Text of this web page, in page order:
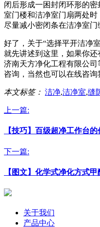
闭后形成一困封闭环形的
室门楼和洁净室门扇两处时
尽量减小密闭条在洁净室门
好了，关于“选择平开洁净
就先讲述到这里，如果你
济南天方净化工程有限公
咨询，当然也可以在线咨询
本文标签： 洁净,洁净室,缝
上一篇:
【技巧】百级超净工作台
下一篇:
【图文】化学式净化方式
关于我们
产品中心